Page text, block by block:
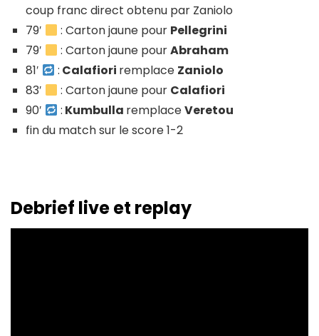
coup franc direct obtenu par Zaniolo
79′
: Carton jaune pour Pellegrini
79′
: Carton jaune pourAbraham
81′
: Calafiori remplace Zaniolo
83′
: Carton jaune pour Calafiori
90′
: Kumbulla remplaceVeretou
fin du match sur le score 1-2
Debrief live et replay